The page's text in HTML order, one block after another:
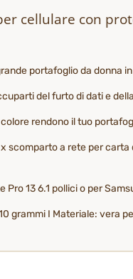
cellulare con
portafoglio da donna
del furto di dati e
rendono il tuo
scomparto a rete per
13 6.1 pollici o per
grammi I Materiale: vera